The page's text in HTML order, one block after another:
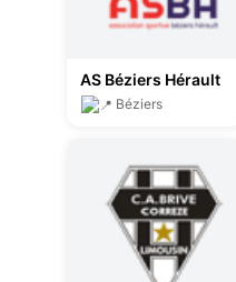
AS Béziers Hérault
Béziers